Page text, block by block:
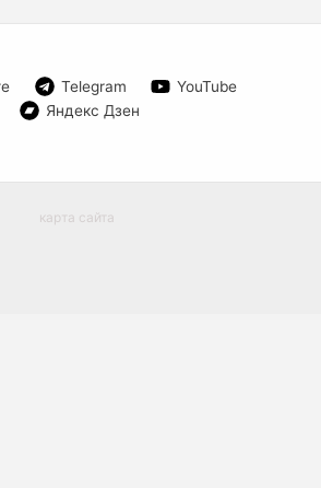
Telegram
YouTube
Яндекс Дзен
карта сайта